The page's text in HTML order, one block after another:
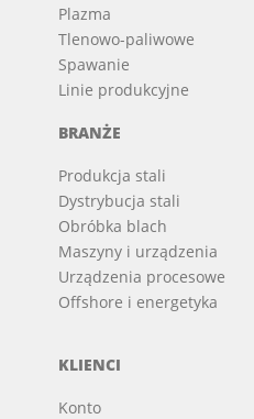
Plazma
Tlenowo-paliwowe
Spawanie
Linie produkcyjne
BRANŻE
Produkcja stali
Dystrybucja stali
Obróbka blach
Maszyny i urządzenia
Urządzenia procesowe
Offshore i energetyka
KLIENCI
Konto